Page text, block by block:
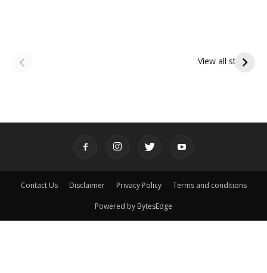
View all stories
పితృదేవతల ఆశీర్వాదం
ఇంద్రకీలాద్రి గిరి ప్రదక్షిణ
Contact Us Disclaimer Privacy Policy Terms and conditions
Powered by BytesEdge